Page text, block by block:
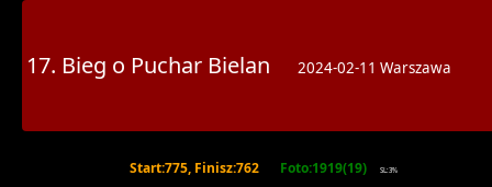
17. Bieg o Puchar Bielan 2024-02-11 Warszawa
Start:775, Finisz:762 Foto:1919(19) SL:3%